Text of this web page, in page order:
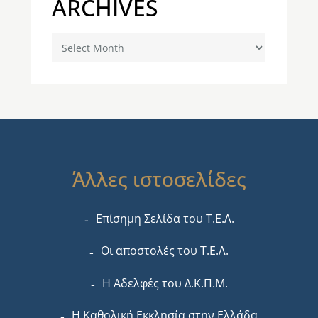
ARCHIVES
Archives
Άλλες ιστοσελίδες
Επίσημη Σελίδα του Τ.Ε.Λ.
Οι αποστολές του Τ.Ε.Λ.
Η Αδελφές του Δ.Κ.Π.Μ.